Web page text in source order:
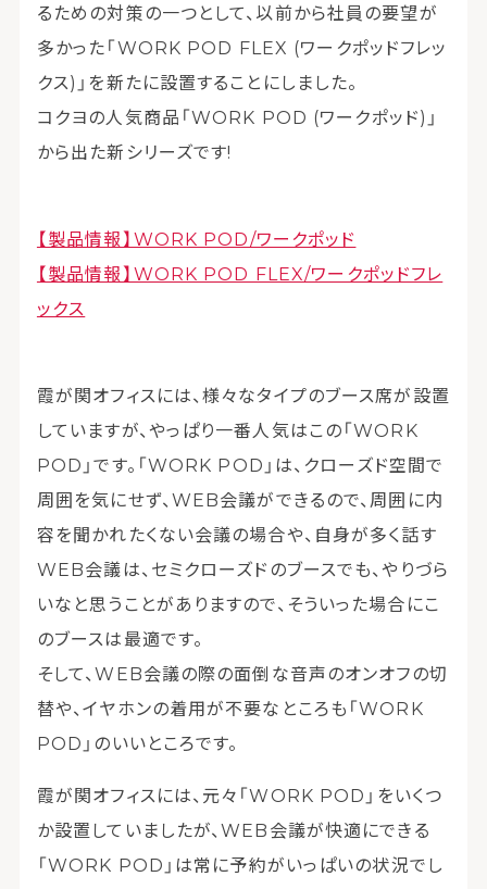
るための対策の一つとして、以前から社員の要望が
多かった「WORK POD FLEX (ワークポッドフレッ
クス)」を新たに設置することにしました。
コクヨの人気商品「WORK POD (ワークポッド)」
から出た新シリーズです!
【製品情報】WORK POD/ワークポッド
【製品情報】WORK POD FLEX/ワークポッドフレ
ックス
霞が関オフィスには、様々なタイプのブース席が設置
していますが、やっぱり一番人気はこの「WORK
POD」です。「WORK POD」は、クローズド空間で
周囲を気にせず、WEB会議ができるので、周囲に内
容を聞かれたくない会議の場合や、自身が多く話す
WEB会議は、セミクローズドのブースでも、やりづら
いなと思うことがありますので、そういった場合にこ
のブースは最適です。
そして、WEB会議の際の面倒な音声のオンオフの切
替や、イヤホンの着用が不要なところも「WORK
POD」のいいところです。
霞が関オフィスには、元々「WORK POD」をいくつ
か設置していましたが、WEB会議が快適にできる
「WORK POD」は常に予約がいっぱいの状況でし